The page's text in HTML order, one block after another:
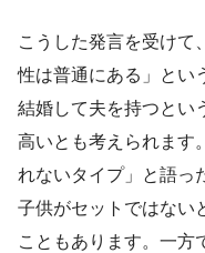
こうした発言を受けて
性は普通にある」とい
結婚して夫を持つとい
高いとも考えられます
れないタイプ」と語っ
子供がセットではない
こともあります。一方